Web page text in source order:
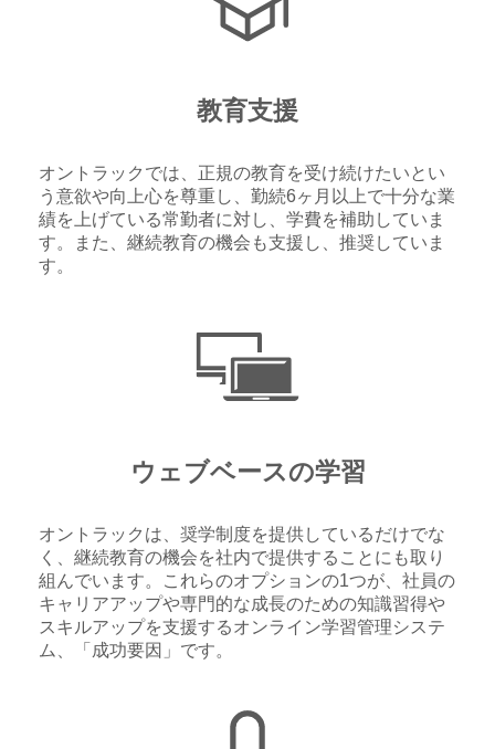
教育支援
オントラックでは、正規の教育を受け続けたいとい
う意欲や向上心を尊重し、勤続6ヶ月以上で十分な業
績を上げている常勤者に対し、学費を補助していま
す。また、継続教育の機会も支援し、推奨していま
す。
ウェブベースの学習
オントラックは、奨学制度を提供しているだけでな
く、継続教育の機会を社内で提供することにも取り
組んでいます。これらのオプションの1つが、社員の
キャリアアップや専門的な成長のための知識習得や
スキルアップを支援するオンライン学習管理システ
ム、「成功要因」です。